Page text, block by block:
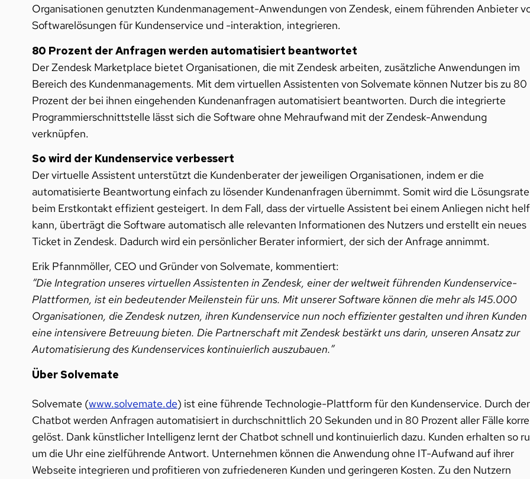
Organisationen genutzten Kundenmanagement-Anwendungen von Zendesk, einem führenden Anbieter
Softwarelösungen für Kundenservice und -interaktion, integrieren.
80 Prozent der Anfragen werden automatisiert beantwortet
Der Zendesk Marketplace bietet Organisationen, die mit Zendesk arbeiten, zusätzliche Anwendungen im
Bereich des Kundenmanagements. Mit dem virtuellen Assistenten von Solvemate können Nutzer bis zu 80
Prozent der bei ihnen eingehenden Kundenanfragen automatisiert beantworten. Durch die integrierte
Programmierschnittstelle lässt sich die Software ohne Mehraufwand mit der Zendesk-Anwendung
verknüpfen.
So wird der Kundenservice verbessert
Der virtuelle Assistent unterstützt die Kundenberater der jeweiligen Organisationen, indem er die
automatisierte Beantwortung einfach zu lösender Kundenanfragen übernimmt. Somit wird die Lösungsrate
beim Erstkontakt effizient gesteigert. In dem Fall, dass der virtuelle Assistent bei einem Anliegen nicht
kann, überträgt die Software automatisch alle relevanten Informationen des Nutzers und erstellt ein neues
Ticket in Zendesk. Dadurch wird ein persönlicher Berater informiert, der sich der Anfrage annimmt.
Erik Pfannmöller, CEO und Gründer von Solvemate, kommentiert:
“Die Integration unseres virtuellen Assistenten in Zendesk, einer der weltweit führenden Kundenservice-
Plattformen, ist ein bedeutender Meilenstein für uns. Mit unserer Software können die mehr als 145.000
Organisationen, die Zendesk nutzen, ihren Kundenservice nun noch effizienter gestalten und ihren Kunden
eine intensivere Betreuung bieten. Die Partnerschaft mit Zendesk bestärkt uns darin, unseren Ansatz zur
Automatisierung des Kundenservices kontinuierlich auszubauen.”
Über Solvemate
Solvemate (www.solvemate.de) ist eine führende Technologie-Plattform für den Kundenservice. Durch
Chatbot werden Anfragen automatisiert in durchschnittlich 20 Sekunden und in 80 Prozent aller Fälle
gelöst. Dank künstlicher Intelligenz lernt der Chatbot schnell und kontinuierlich dazu. Kunden erhalten so
um die Uhr eine zielführende Antwort. Unternehmen können die Anwendung ohne IT-Aufwand auf ihrer
Webseite integrieren und profitieren von zufriedeneren Kunden und geringeren Kosten. Zu den Nutzern